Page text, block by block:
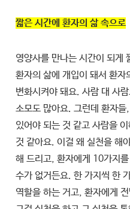
짧은 시간에 환자의 삶 속으로
영양사를 만나는 시간이 되게
환자의 삶에 개입이 돼서 환
변화시켜야 돼요. 사람 대 사
소모도 많아요. 그런데 환자들
있어야 되는 것 같고 사람을
것 같아요. 이걸 왜 실천을 해
해 드리고, 환자에게 10가지
수가 없거든요. 한 가지씩 한
역할을 하는 거고, 환자에게